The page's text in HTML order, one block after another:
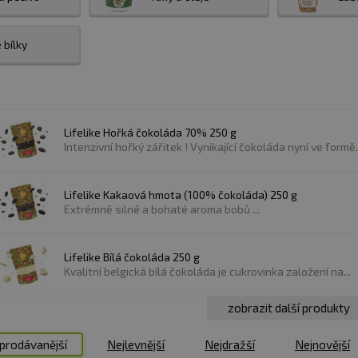
nabízí kvalitní produkty, které poskytují skvělý
chvilky a nabídnou i vynikající chuť a konzistenci.
i trvanlivé pečivo, jako jsou wrapy.
nabídce najdete kvalitní kokosové oleje, přepuštěné
což pomáhá omezit nadměrné použití a udržuje
celkový obsah tuku v jídle, aniž by se obětovála chuť.
stravy. Jsou bohatým zdrojem vlákniny, která
obsahu tuku a absenci cholesterolu pomáhají
bílky
Lifelike Hořká čokoláda 70% 250 g
Intenzivní hořký zářitek ! Vynikající čokoláda nyní ve
Lifelike Kakaová hmota (100% čokoláda) 250 g
Extrémně silné a bohaté aroma bobů ...
Lifelike Bílá čokoláda 250 g
Kvalitní belgická bílá čokoláda je cukrovinka založení na...
zobrazit další produkty
Nejlevnější Nejdražší Nejnovější